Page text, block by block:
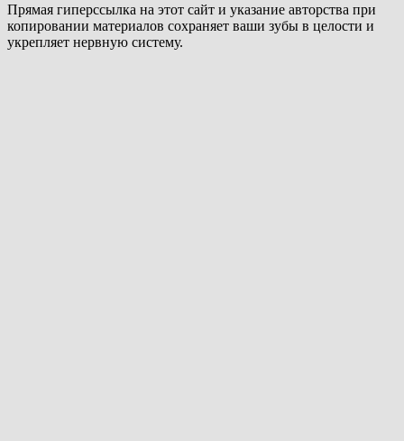
Прямая гиперссылка на этот сайт и указание авторства при
копировании материалов сохраняет ваши зубы в целости и
укрепляет нервную систему.